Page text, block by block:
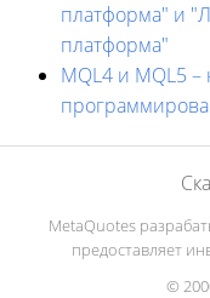
платформа" и
платформа"
MQL4 и MQL5
MetaQuotes
предоставляет
©